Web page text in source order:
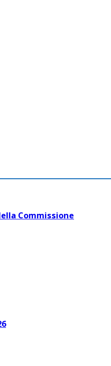
Commissione